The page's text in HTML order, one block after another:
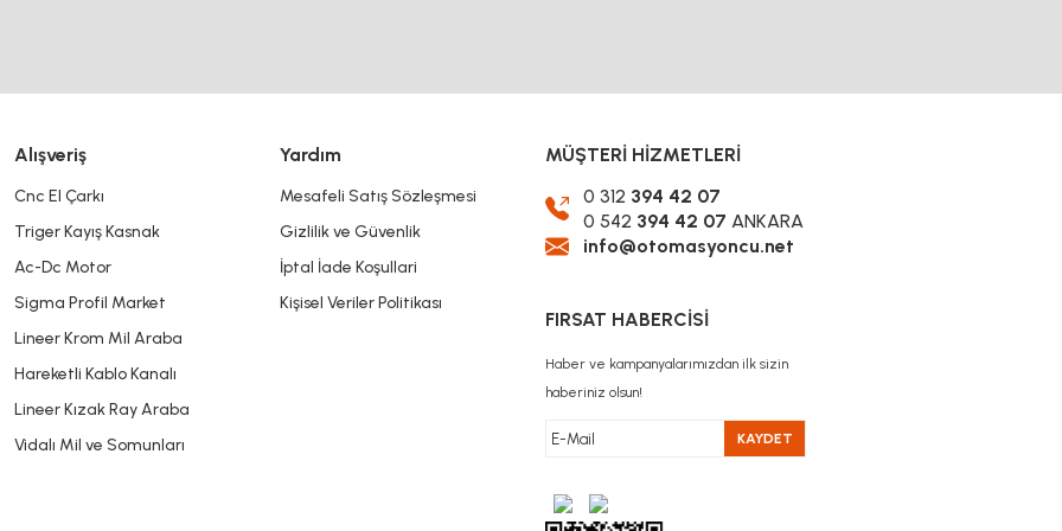
Alışveriş
Cnc El Çarkı
Triger Kayış Kasnak
Ac-Dc Motor
Sigma Profil Market
Lineer Krom Mil Araba
Hareketli Kablo Kanalı
Lineer Kızak Ray Araba
Vidalı Mil ve Somunları
Yardım
Mesafeli Satış Sözleşmesi
Gizlilik ve Güvenlik
İptal İade Koşullari
Kişisel Veriler Politikası
MÜŞTERİ HİZMETLERİ
0 312 394 42 07
0 542 394 42 07 ANKARA
info@otomasyoncu.net
FIRSAT HABERCİSİ
Haber ve kampanyalarımızdan ilk sizin
haberiniz olsun!
KAYDET